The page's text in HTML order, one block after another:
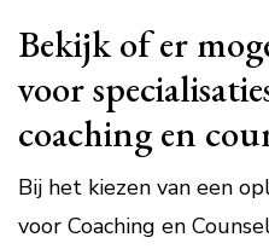
Bekijk of er
voor
coaching en
Bij het kiezen van een
voor Coaching en